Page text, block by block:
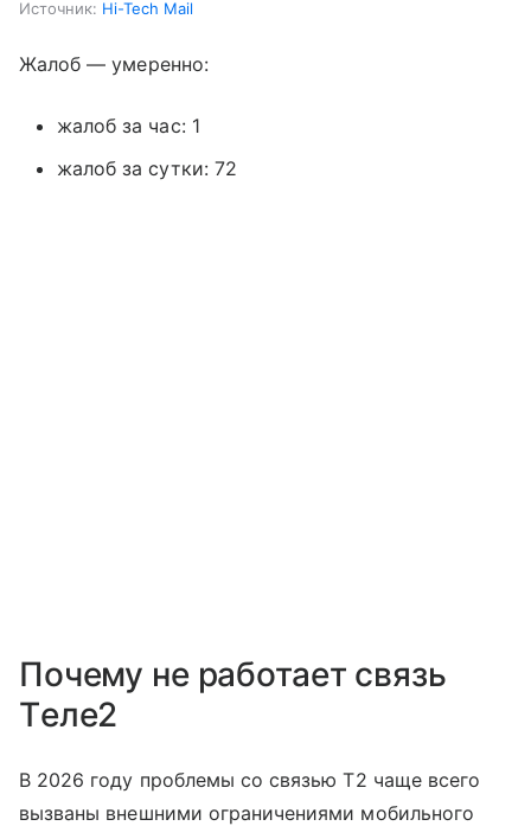
Источник: Hi-Tech Mail
Жалоб — умеренно:
жалоб за час: 1
жалоб за сутки: 72
Почему не работает связь
Tеле2
В 2026 году проблемы со связью T2 чаще всего
вызваны внешними ограничениями мобильного